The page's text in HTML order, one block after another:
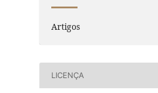
Artigos
LICENÇA